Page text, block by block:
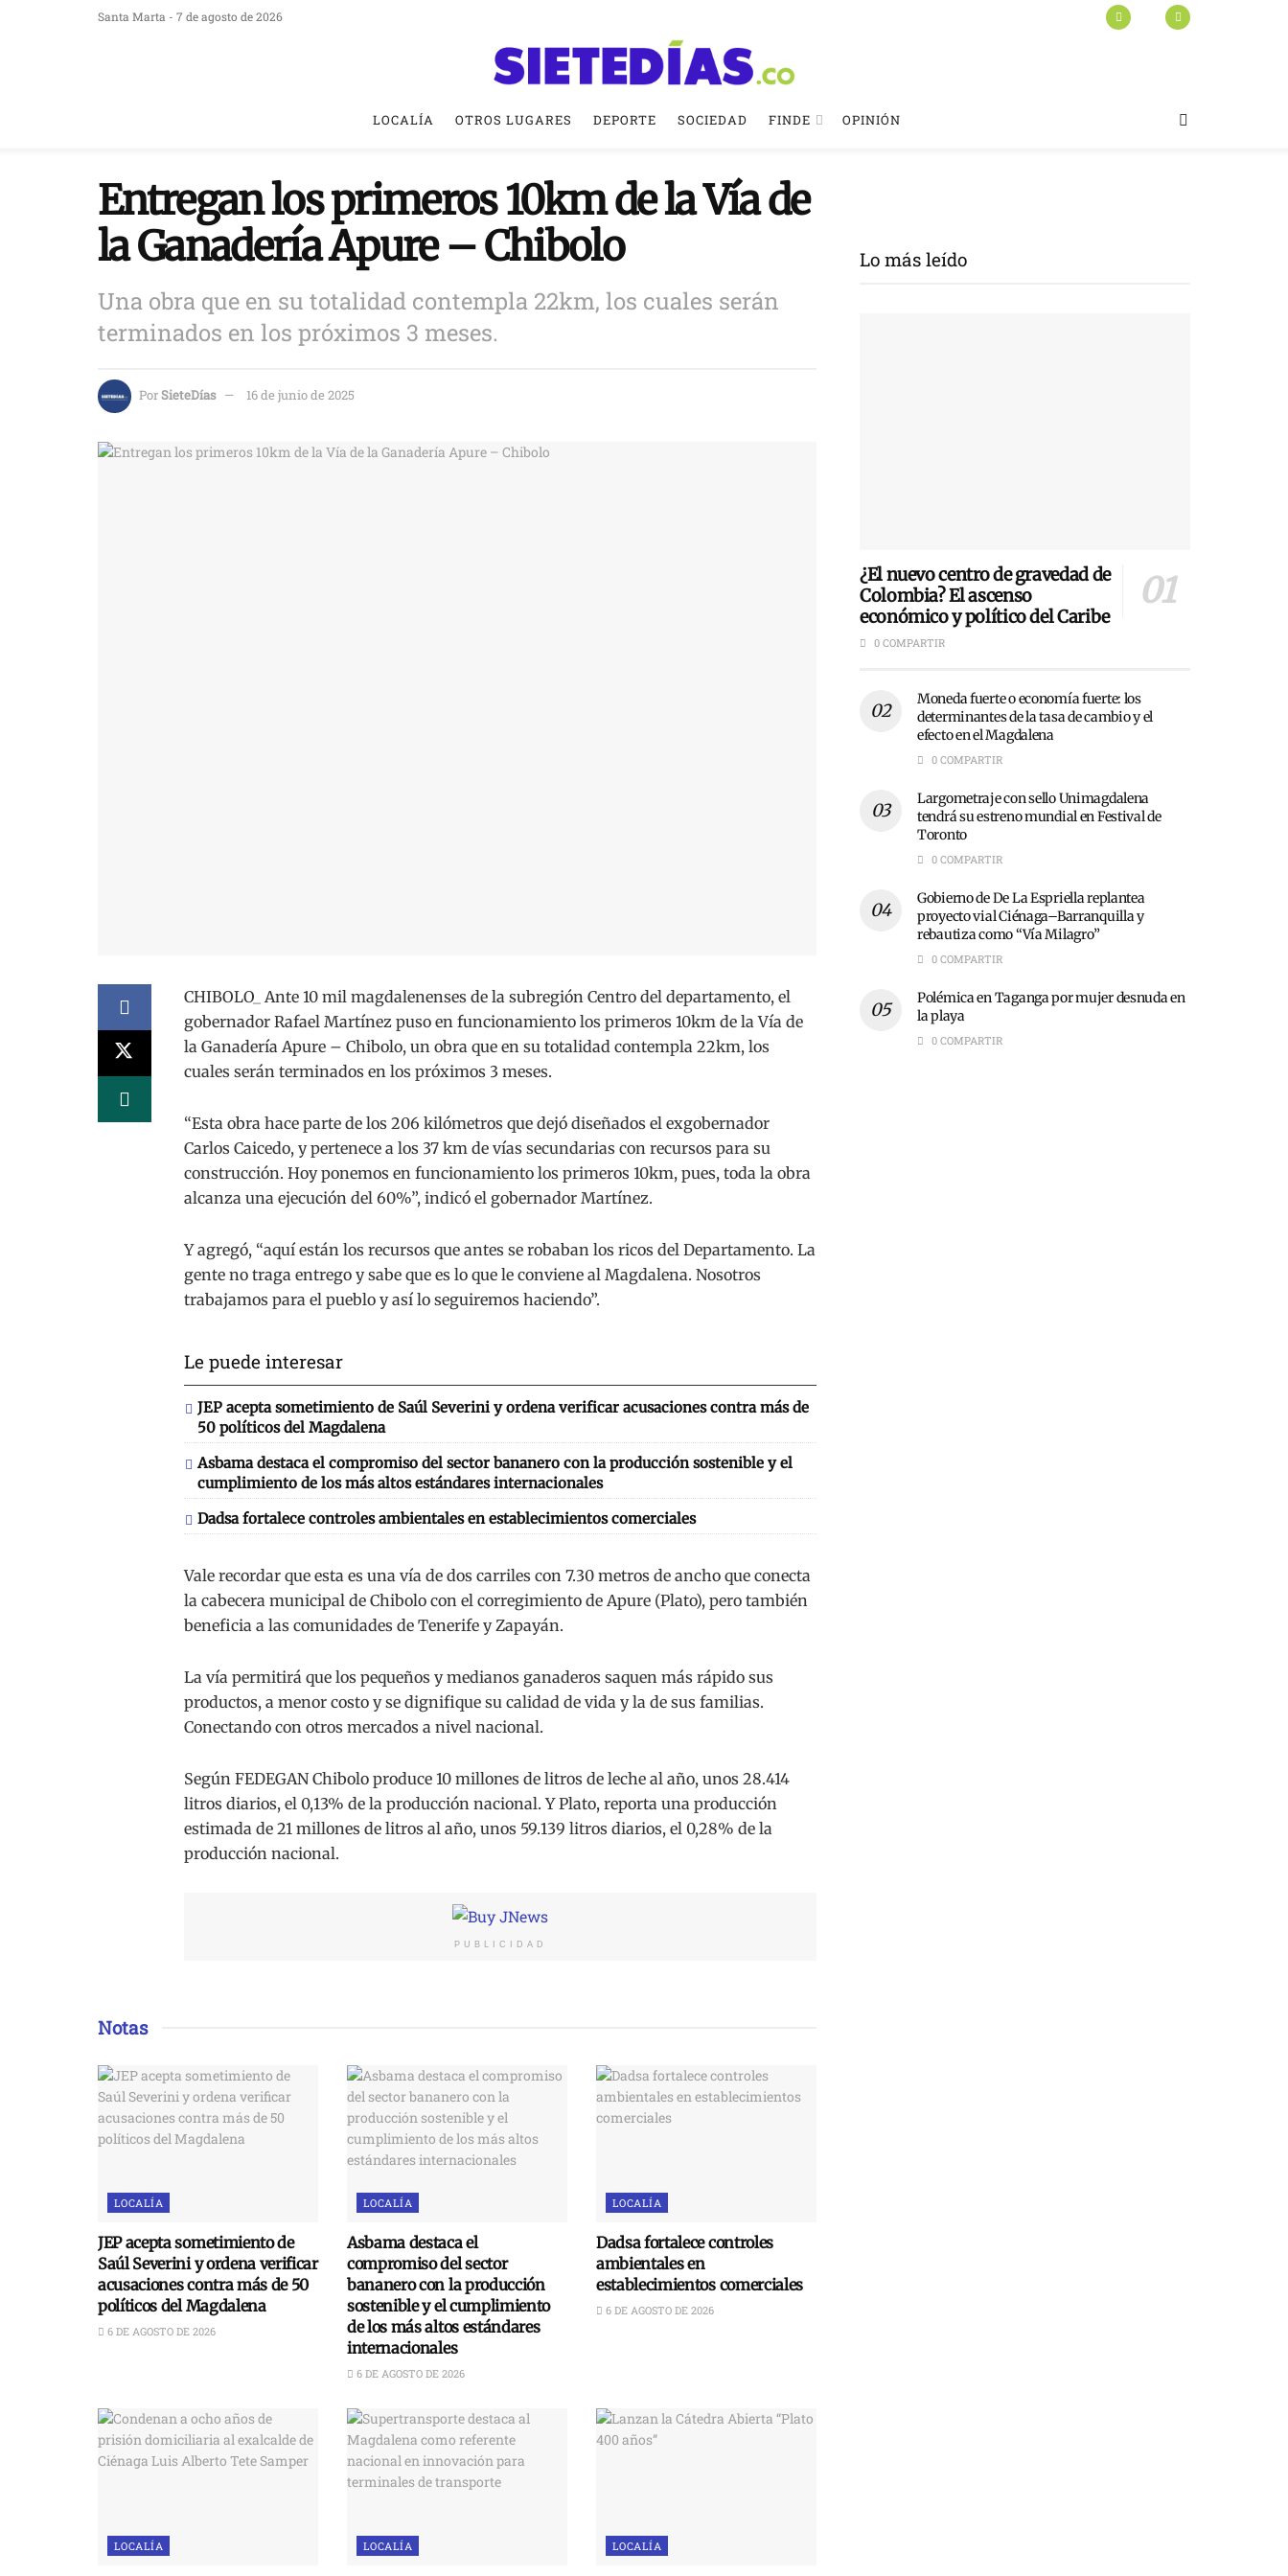
Santa Marta - 7 de agosto de 2026
LOCALÍA OTROS LUGARES DEPORTE SOCIEDAD FINDE OPINIÓN
Entregan los primeros 10km de la Vía de
la Ganadería Apure – Chibolo
Una obra que en su totalidad contempla 22km, los cuales serán
terminados en los próximos 3 meses.
PorSieteDías 16 de junio de 2025
CHIBOLO_ Ante 10 mil magdalenenses de la subregión Centro del departamento, el
gobernador Rafael Martínez puso en funcionamiento los primeros 10km de la Vía de
la Ganadería Apure – Chibolo, un obra que en su totalidad contempla 22km, los
cuales serán terminados en los próximos 3 meses.
“Esta obra hace parte de los 206 kilómetros que dejó diseñados el exgobernador
Carlos Caicedo, y pertenece a los 37 km de vías secundarias con recursos para su
construcción. Hoy ponemos en funcionamiento los primeros 10km, pues, toda la obra
alcanza una ejecución del 60%”, indicó el gobernador Martínez.
Y agregó, “aquí están los recursos que antes se robaban los ricos del Departamento. La
gente no traga entrego y sabe que es lo que le conviene al Magdalena. Nosotros
trabajamos para el pueblo y así lo seguiremos haciendo”.
Le puede interesar
JEP acepta sometimiento de Saúl Severini y ordena verificar acusaciones contra más de
50 políticos del Magdalena
Asbama destaca el compromiso del sector bananero con la producción sostenible y el
cumplimiento de los más altos estándares internacionales
Dadsa fortalece controles ambientales en establecimientos comerciales
Vale recordar que esta es una vía de dos carriles con 7.30 metros de ancho que conecta
la cabecera municipal de Chibolo con el corregimiento de Apure (Plato), pero también
beneficia a las comunidades de Tenerife y Zapayán.
La vía permitirá que los pequeños y medianos ganaderos saquen más rápido sus
productos, a menor costo y se dignifique su calidad de vida y la de sus familias.
Conectando con otros mercados a nivel nacional.
Según FEDEGAN Chibolo produce 10 millones de litros de leche al año, unos 28.414
litros diarios, el 0,13% de la producción nacional. Y Plato, reporta una producción
estimada de 21 millones de litros al año, unos 59.139 litros diarios, el 0,28% de la
producción nacional.
PUBLICIDAD
Notas
LOCALÍA
JEP acepta sometimiento de
Saúl Severini y ordena verificar
acusaciones contra más de 50
políticos del Magdalena
6 DE AGOSTO DE 2026
LOCALÍA
Asbama destaca el
compromiso del sector
bananero con la producción
sostenible y el cumplimiento
de los más altos estándares
internacionales
6 DE AGOSTO DE 2026
LOCALÍA
Dadsa fortalece controles
ambientales en
establecimientos comerciales
6 DE AGOSTO DE 2026
LOCALÍA LOCALÍA LOCALÍA
Lo más leído
¿El nuevo centro de gravedad de
Colombia? El ascenso
económico y político del Caribe
0 COMPARTIR
Moneda fuerte o economía fuerte: los
determinantes de la tasa de cambio y el
efecto en el Magdalena
0 COMPARTIR
Largometraje con sello Unimagdalena
tendrá su estreno mundial en Festival de
Toronto
0 COMPARTIR
Gobierno de De La Espriella replantea
proyecto vial Ciénaga–Barranquilla y
rebautiza como “Vía Milagro”
0 COMPARTIR
Polémica en Taganga por mujer desnuda en
la playa
0 COMPARTIR